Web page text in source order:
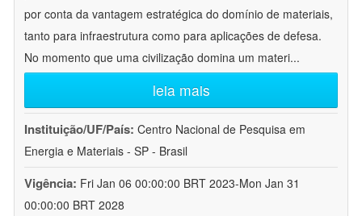
por conta da vantagem estratégica do domínio de materiais,
tanto para infraestrutura como para aplicações de defesa.
No momento que uma civilização domina um materi...
leia mais
Instituição/UF/País: Centro Nacional de Pesquisa em
Energia e Materiais - SP - Brasil
Vigência: Fri Jan 06 00:00:00 BRT 2023-Mon Jan 31
00:00:00 BRT 2028